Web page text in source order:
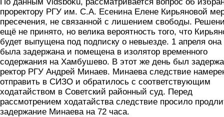
проректору РГУ им. С.А. Есенина Елене Кирьяновой
пресечения, не связанной с лишением свободы.
ещё не принято, но велика вероятность того, что
будет выпущена под подписку о невыезде. 1 апреля она
была задержана и помещена в изолятор временного
содержания на Хамбушево. В этот же день был
ректор РГУ Андрей Минаев. Минаева следствие
отправить в СИЗО и обратилось с соответствующим
ходатайством в Советский районный суд. Перед
рассмотрением ходатайства следствие просило
задержание Минаева на 72 часа.